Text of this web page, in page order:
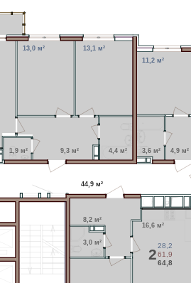
4,4 м² 3,6 м²
1,9 м² 4,9 м²
11,2 м²
13,0 м² 13,1 м²
9,3 м²
8,2 м²
16,6 м²
3,0 м²
44,9 м²
228,2
61,9
64,8